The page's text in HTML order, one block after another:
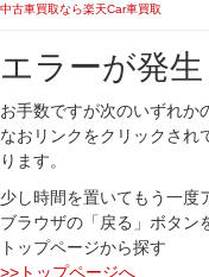
中古車買取なら楽天Car車買取
エラーが発
お手数ですが次のいずれか
なおリンクをクリックされ
ります。
少し時間を置いてもう一度
ブラウザの「戻る」ボタン
トップページから探す
>>トップページへ